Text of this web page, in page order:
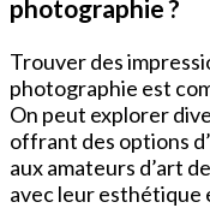
photographie ?
Trouver des
photographie est
On peut explorer
offrant des options
aux amateurs d’art
avec leur esthétique